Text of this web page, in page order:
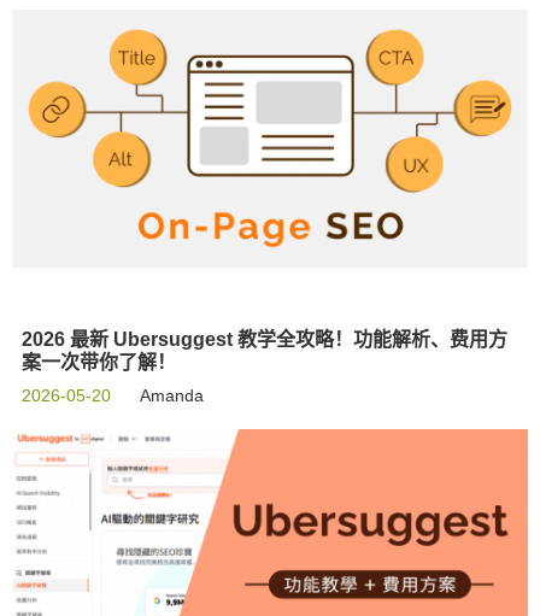
2026 最新 Ubersuggest 教学全攻略！功能解析、费用方
案一次带你了解！
2026-05-20 Amanda